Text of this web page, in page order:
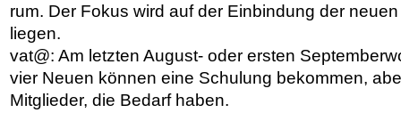
rum. Der Fokus wird auf der Einbindung der
liegen.
vat@: Am letzten August- oder ersten
vier Neuen können eine Schulung bekommen,
Mitglieder, die Bedarf haben.